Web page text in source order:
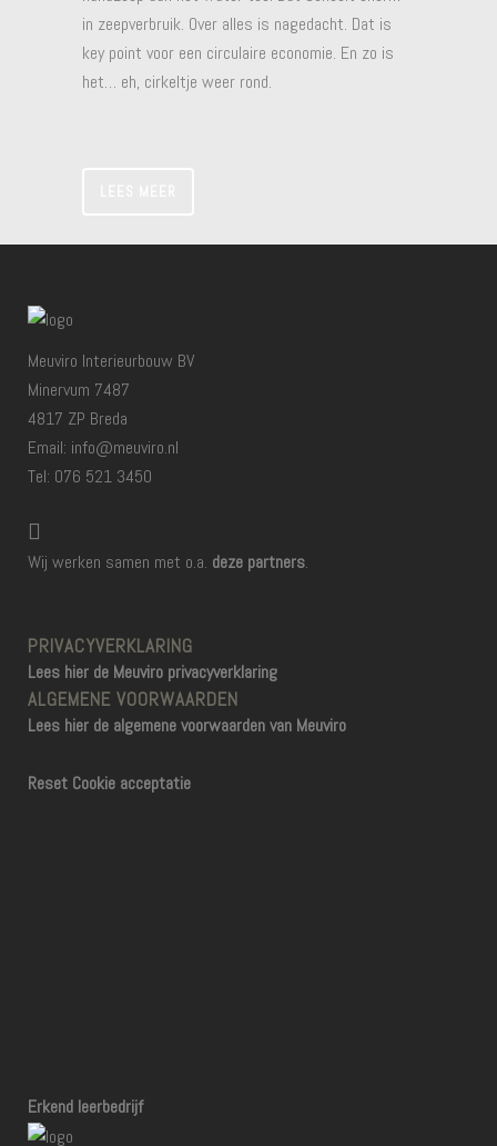
in zeepverbruik. Over alles is nagedacht. Dat is
key point voor een circulaire economie. En zo is
het… eh, cirkeltje weer rond.
Meuviro Interieurbouw BV
Minervum 7487
4817 ZP Breda
Email: info@meuviro.nl
Tel: 076 521 3450
Wij werken samen met o.a. deze partners.
PRIVACYVERKLARING
Lees hier de Meuviro privacyverklaring
ALGEMENE VOORWAARDEN
Lees hier de algemene voorwaarden van Meuviro
Reset Cookie acceptatie
Erkend leerbedrijf